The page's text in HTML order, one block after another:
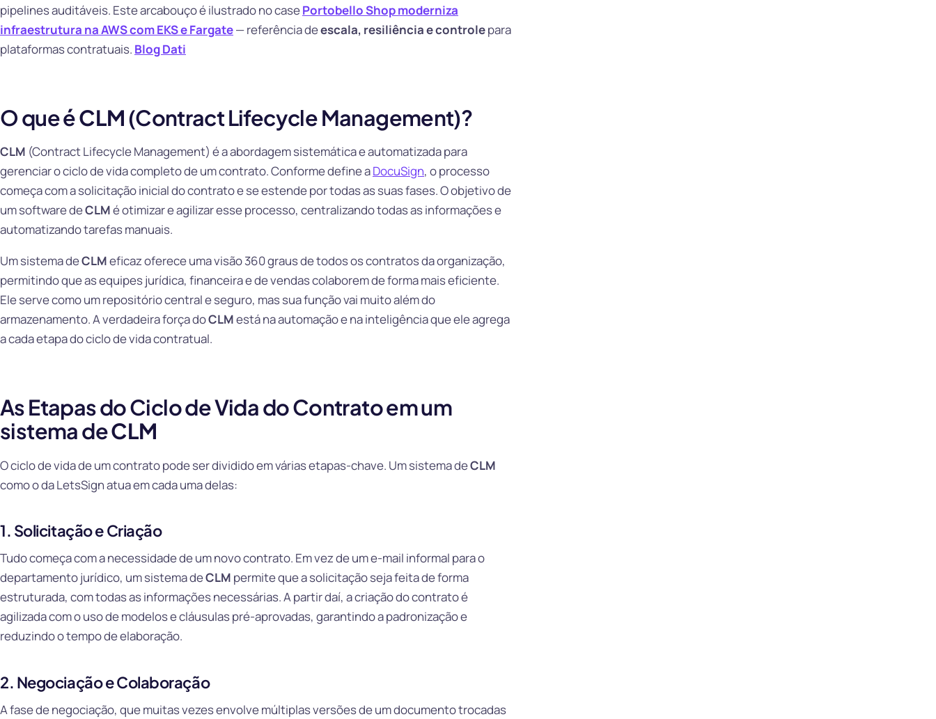
pipelines auditáveis. Este arcabouço é ilustrado no casePortobello Shop moderniza
infraestrutura na AWS com EKS e Fargate— referência deescala, resiliência e controlepara
plataformas contratuais. Blog Dati
O que éCLM(Contract Lifecycle Management)?
CLM (Contract Lifecycle Management) é a abordagem sistemática e automatizada para
gerenciar o ciclo de vida completo de um contrato. Conforme define aDocuSign, o processo
começa com a solicitação inicial do contrato e se estende por todas as suas fases. O objetivo de
um software deCLMé otimizar e agilizar esse processo, centralizando todas as informações e
automatizando tarefas manuais.
Um sistema deCLMeficaz oferece uma visão 360 graus de todos os contratos da organização,
permitindo que as equipes jurídica, financeira e de vendas colaborem de forma mais eficiente.
Ele serve como um repositório central e seguro, mas sua função vai muito além do
armazenamento. A verdadeira força doCLMestá na automação e na inteligência que ele agrega
a cada etapa do ciclo de vida contratual.
As Etapas do Ciclo de Vida do Contrato em um
sistema deCLM
O ciclo de vida de um contrato pode ser dividido em várias etapas-chave. Um sistema deCLM
como o da LetsSign atua em cada uma delas:
1. Solicitação e Criação
Tudo começa com a necessidade de um novo contrato. Em vez de um e-mail informal para o
departamento jurídico, um sistema deCLM permite que a solicitação seja feita de forma
estruturada, com todas as informações necessárias. A partir daí, a criação do contrato é
agilizada com o uso de modelos e cláusulas pré-aprovadas, garantindo a padronização e
reduzindo o tempo de elaboração.
2. Negociação e Colaboração
A fase de negociação, que muitas vezes envolve múltiplas versões de um documento trocadas